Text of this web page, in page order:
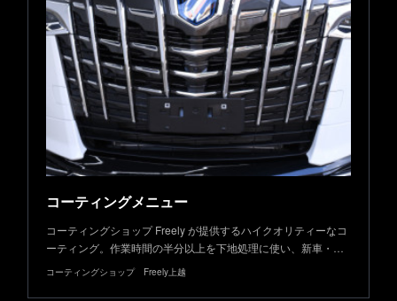
コーティングメニュー
コーティングショップ Freely が提供するハイクオリティーなコ
ーティング。作業時間の半分以上を下地処理に使い、新車・…
コーティングショップ Freely上越